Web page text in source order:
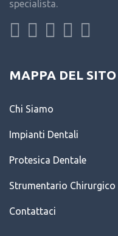
specialista.
MAPPA DEL SITO
Chi Siamo
Impianti Dentali
Protesica Dentale
Strumentario Chirurgico
Contattaci